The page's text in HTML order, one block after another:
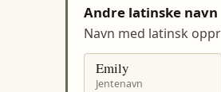
Andre latinske navn
Navn med latinsk
Emily
Jentenavn